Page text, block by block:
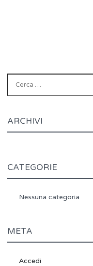
ARCHIVI
CATEGORIE
Nessuna categoria
META
Accedi